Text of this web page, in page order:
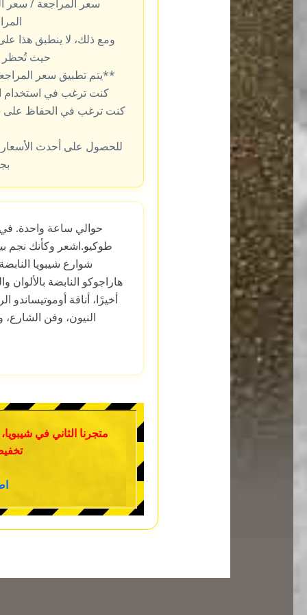
سعر المراجعة / سعر
ومع ذلك، لا ينطبق هذا
حيث تُحظر
**يتم تطبيق سعر المراجعة
كنت ترغب في استخدام
كنت ترغب في الحفاظ على
للحصول على أحدث
طوكيو.اشعر وكأنك نجم
شوارع شيبويا
هاراجوكو النابضة بالألوان
أخيرًا، أناقة أوموتيساندو
النيون، وفن الشارع،
متجرنا الثاني في